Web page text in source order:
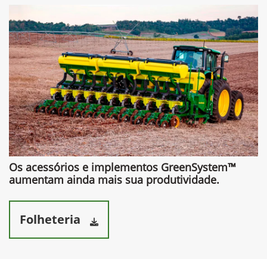
Os acessórios e implementos GreenSystem™
aumentam ainda mais sua produtividade.​
Folheteria